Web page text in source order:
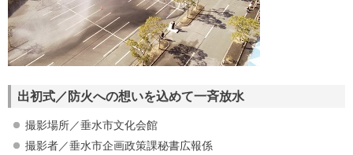
出初式／防火への想いを込めて一斉放水
撮影場所／垂水市文化会館
撮影者／垂水市企画政策課秘書広報係